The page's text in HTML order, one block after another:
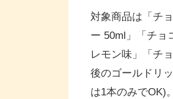
対象商品は「チ
ー 50ml」「チョ
レモン味」「チ
後のゴールドリ
は1本のみでOK)。